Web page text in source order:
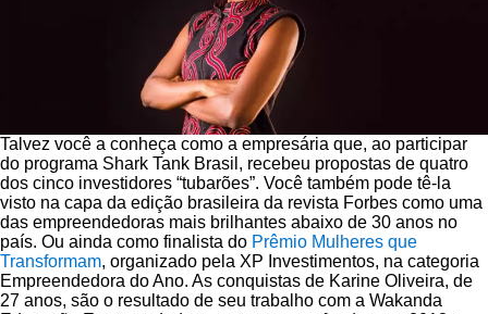
Talvez você a conheça como a empresária que, ao participar
do programa Shark Tank Brasil, recebeu propostas de quatro
dos cinco investidores “tubarões”. Você também pode tê-la
visto na capa da edição brasileira da revista Forbes como uma
das empreendedoras mais brilhantes abaixo de 30 anos no
país. Ou ainda como finalista do Prêmio Mulheres que
Transformam, organizado pela XP Investimentos, na categoria
Empreendedora do Ano. As conquistas de Karine Oliveira, de
27 anos, são o resultado de seu trabalho com a Wakanda